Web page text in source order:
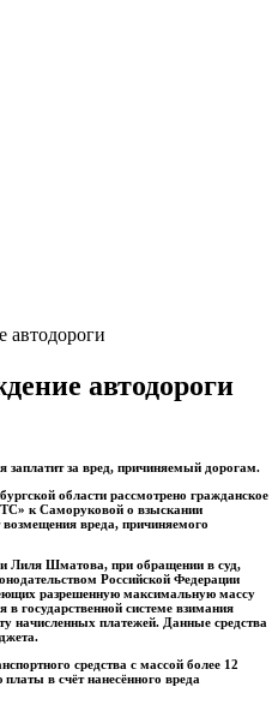
автодороги
автодороги
заплатит за вред, причиняемый дорогам.
области рассмотрено гражданское
к Саморуковой о взыскании
вреда, причиняемого
Лиля Шматова, при обращении в суд,
Российской Федерации
разрешенную максимальную массу
государственной системе взимания
начисленных платежей. Данные средства
средства с массой более 12
в счёт нанесённого вреда